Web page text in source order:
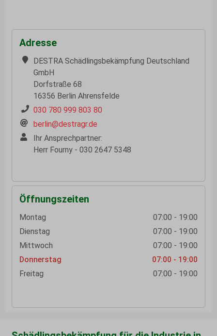
Adresse
DESTRA Schädlingsbekämpfung Deutschland
GmbH
Dorfstraße 68
16356 Berlin Ahrensfelde
030 780 999 803 80
berlin@destragr.de
Ihr Ansprechpartner:
Herr Fourny - 030 2647 5348
Öffnungszeiten
Montag
07:00 - 19:00
Dienstag
07:00 - 19:00
Mittwoch
07:00 - 19:00
Donnerstag
07:00 - 19:00
Freitag
07:00 - 19:00